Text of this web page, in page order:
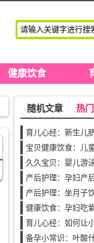
健康饮食
随机文章 热
育儿心经：新生儿
久久宝贝：婴儿游
产后护理：坐月子
健康饮食：孕妇吃
育儿心经：如何让